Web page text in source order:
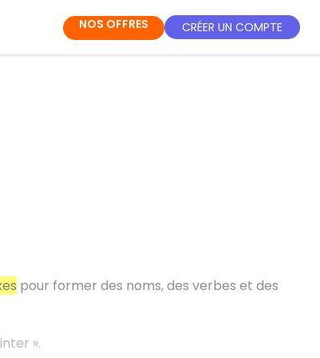
NOS OFFRES CRÉER UN COMPTE
pour former des noms, des verbes et des
».